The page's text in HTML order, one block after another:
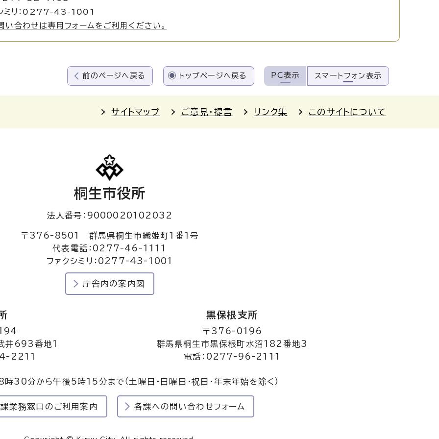
ミリ：0277-43-1001
い合わせは専用フォームをご利用ください。
前のページへ戻る トップページへ戻る PC表示 スマートフォン表示
サイトマップ ご意見・提言 リンク集 このサイトについて
桐生市役所
法人番号：9000020102032
〒376-8501 群馬県桐生市織姫町1番1号
代表電話：0277-46-1111
ファクシミリ：0277-43-1001
庁舎内の案内図
井693番地1
2211
黒保根支所
〒376-0196
群馬県桐生市黒保根町水沼182番地3
電話：0277-96-2111
8時30分から午後5時15分まで（土曜日・日曜日・祝日・年末年始を除く）
業務窓口のご利用案内 各課への問い合わせフォーム